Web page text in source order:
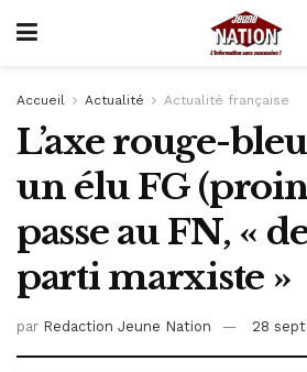
Accueil Actualité Actualité française
L’axe rouge-
un élu FG
passe au FN, «
parti marxiste »
par Redaction Jeune Nation 28